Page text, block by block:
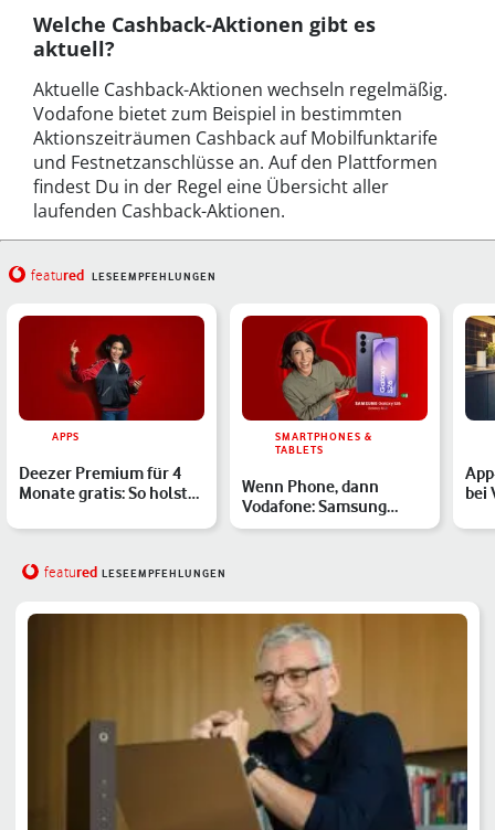
Welche Cashback-Aktionen gibt es
aktuell?
Aktuelle Cashback-Aktionen wechseln regelmäßig.
Vodafone bietet zum Beispiel in bestimmten
Aktionszeiträumen Cashback auf Mobilfunktarife
und Festnetzanschlüsse an. Auf den Plattformen
findest Du in der Regel eine Übersicht aller
laufenden Cashback-Aktionen.
featured LESEEMPFEHLUNGEN
APPS
Deezer Premium für 4
Monate gratis: So holst
SMARTPHONES &
TABLETS
Wenn Phone, dann
Vodafone: Samsung
Galaxy S26 und Galaxy
bei
featured LESEEMPFEHLUNGEN